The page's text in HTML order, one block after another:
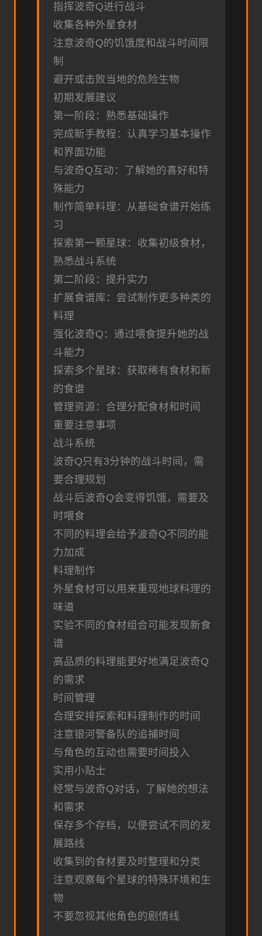
指挥波奇Q进行战斗
收集各种外星食材
注意波奇Q的饥饿度和战斗时间限
制
避开或击败当地的危险生物
初期发展建议
第一阶段：熟悉基础操作
完成新手教程：认真学习基本操作
和界面功能
与波奇Q互动：了解她的喜好和特
殊能力
制作简单料理：从基础食谱开始练
习
探索第一颗星球：收集初级食材，
熟悉战斗系统
第二阶段：提升实力
扩展食谱库：尝试制作更多种类的
料理
强化波奇Q：通过喂食提升她的战
斗能力
探索多个星球：获取稀有食材和新
的食谱
管理资源：合理分配食材和时间
重要注意事项
战斗系统
波奇Q只有3分钟的战斗时间，需
要合理规划
战斗后波奇Q会变得饥饿，需要及
时喂食
不同的料理会给予波奇Q不同的能
力加成
料理制作
外星食材可以用来重现地球料理的
味道
实验不同的食材组合可能发现新食
谱
高品质的料理能更好地满足波奇Q
的需求
时间管理
合理安排探索和料理制作的时间
注意银河警备队的追捕时间
与角色的互动也需要时间投入
实用小贴士
经常与波奇Q对话，了解她的想法
和需求
保存多个存档，以便尝试不同的发
展路线
收集到的食材要及时整理和分类
注意观察每个星球的特殊环境和生
物
不要忽视其他角色的剧情线